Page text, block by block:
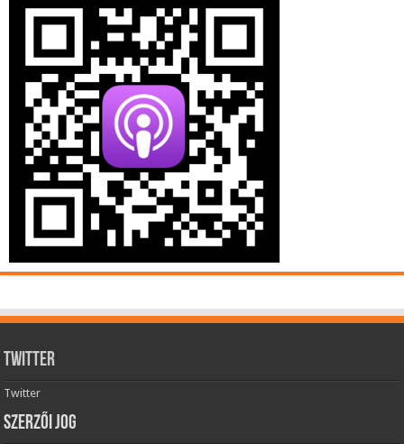
Twitter
Twitter
Szerzői jog